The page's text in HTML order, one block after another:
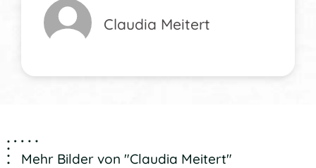
Claudia Meitert
Mehr Bilder von "Claudia Meitert"